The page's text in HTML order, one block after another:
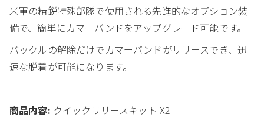
米軍の精鋭特殊部隊で使用される先進的なオプション装
備で、簡単にカマーバンドをアップグレード可能です。
バックルの解除だけでカマーバンドがリリースでき、迅
速な脱着が可能になります。
商品内容: クイックリリースキット X2